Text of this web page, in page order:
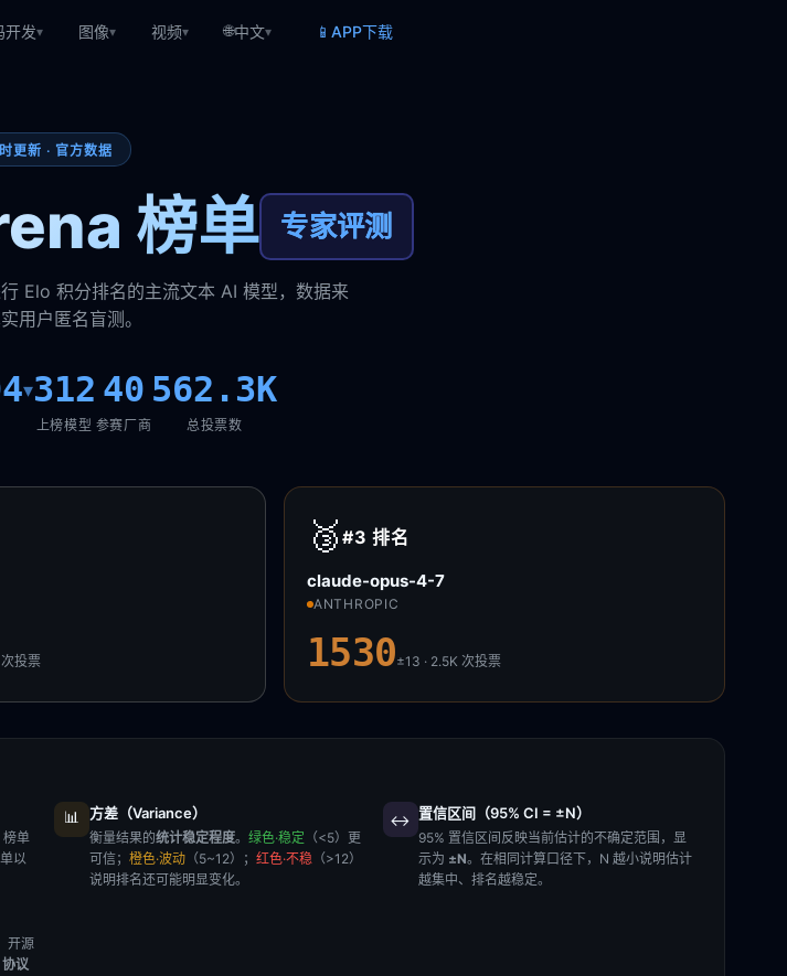
开发▾ 图像▾ 视频▾ 🌐中文▾ 📱 APP下载
更新 · 官方数据
榜单 专家评测
Elo 积分排名的主流文本 AI 模型，数据来
用户匿名盲测。
▾312
上榜模型
40
参赛厂商
562.3K
总投票数
次投票
🥉 #3排名
claude-opus-4-7
ANTHROPIC
1530±13 · 2.5K次投票
榜单
以
📊 方差（Variance）
衡量结果的统计稳定程度。 绿色·稳定 （<5）更
可信； 橙色·波动 （5~12）； 红色·不稳 （>12）
说明排名还可能明显变化。
↔️ 置信区间（95% CI = ±N）
95% 置信区间反映当前估计的不确定范围，显
示为 ±N。在相同计算口径下，N 越小说明估计
越集中、排名越稳定。
开源
协议